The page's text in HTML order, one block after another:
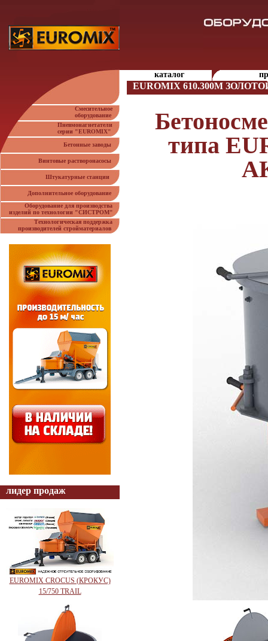
каталог
EUROMIX 610.300M
Смесительное
оборудование
Пневмонагнетатели
серии "EUROMIX"
Бетонные заводы
Винтовые растворонасосы
Штукатурные станции
Дополнительное оборудование
Оборудование для производства
изделий по технологии "СИСТРОМ"
Технологическая поддержка
производителей стройматериалов
лидер продаж
EUROMIX CROCUS (КРОКУС)
15/750 TRAIL
типа